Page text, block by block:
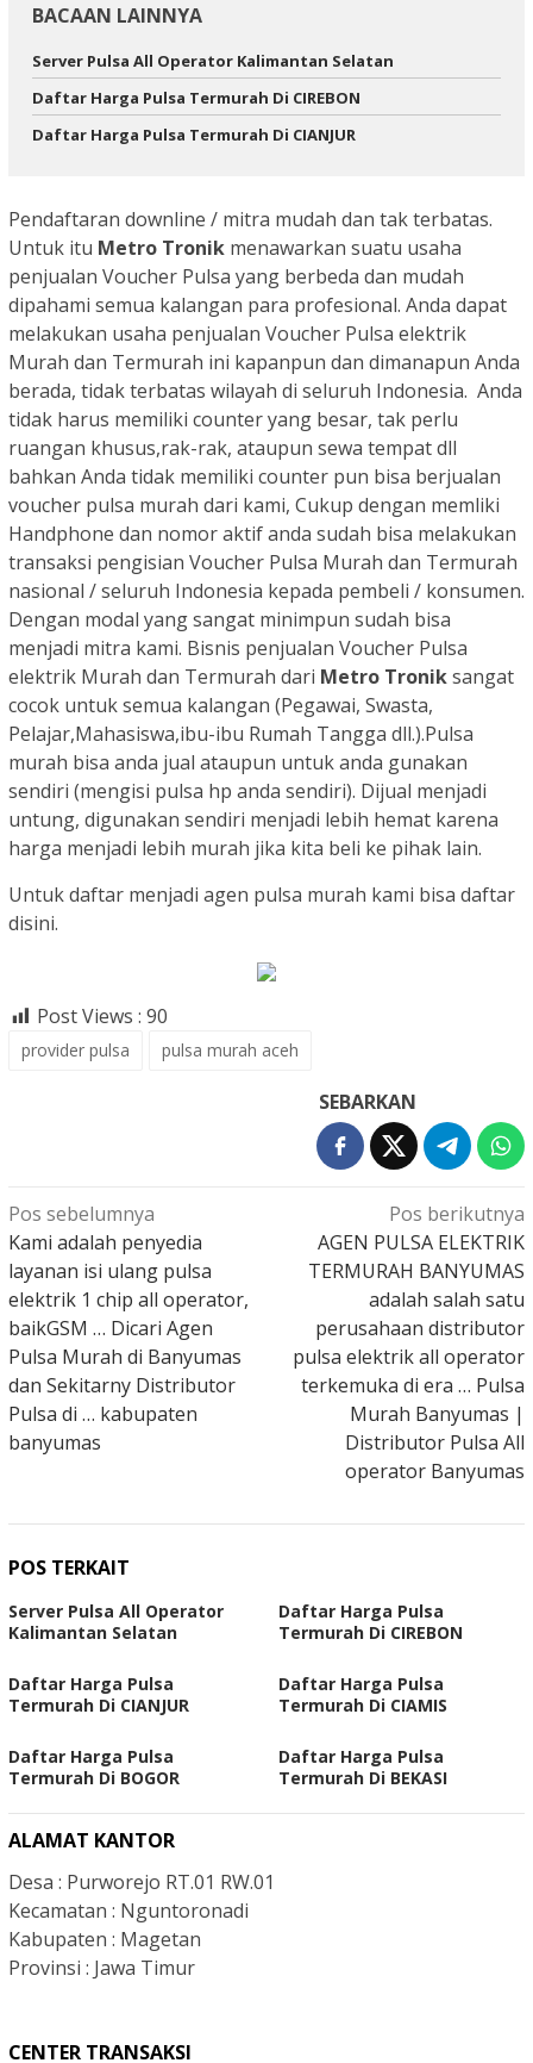
BACAAN LAINNYA
Server Pulsa All Operator Kalimantan Selatan
Daftar Harga Pulsa Termurah Di CIREBON
Daftar Harga Pulsa Termurah Di CIANJUR
Pendaftaran downline / mitra mudah dan tak terbatas.
Untuk itu Metro Tronik menawarkan suatu usaha
penjualan Voucher Pulsa yang berbeda dan mudah
dipahami semua kalangan para profesional. Anda dapat
melakukan usaha penjualan Voucher Pulsa elektrik
Murah dan Termurah ini kapanpun dan dimanapun Anda
berada, tidak terbatas wilayah di seluruh Indonesia. Anda
tidak harus memiliki counter yang besar, tak perlu
ruangan khusus,rak-rak, ataupun sewa tempat dll
bahkan Anda tidak memiliki counter pun bisa berjualan
voucher pulsa murah dari kami, Cukup dengan memliki
Handphone dan nomor aktif anda sudah bisa melakukan
transaksi pengisian Voucher Pulsa Murah dan Termurah
nasional / seluruh Indonesia kepada pembeli / konsumen.
Dengan modal yang sangat minimpun sudah bisa
menjadi mitra kami. Bisnis penjualan Voucher Pulsa
elektrik Murah dan Termurah dari Metro Troniksangat
cocok untuk semua kalangan (Pegawai, Swasta,
Pelajar,Mahasiswa,ibu-ibu Rumah Tangga dll.).Pulsa
murah bisa anda jual ataupun untuk anda gunakan
sendiri (mengisi pulsa hp anda sendiri). Dijual menjadi
untung, digunakan sendiri menjadi lebih hemat karena
harga menjadi lebih murah jika kita beli ke pihak lain.
Untuk daftar menjadi agen pulsa murah kami bisa daftar
disini.
Post Views : 90
provider pulsa pulsa murah aceh
SEBARKAN
Navigasi
pos
Pos sebelumnya
Kami adalah penyedia
layanan isi ulang pulsa
elektrik 1 chip all operator,
baikGSM … Dicari Agen
Pulsa Murah di Banyumas
dan Sekitarny Distributor
Pulsa di … kabupaten
banyumas
Pos berikutnya
AGEN PULSA ELEKTRIK
TERMURAH BANYUMAS
adalah salah satu
perusahaan distributor
pulsa elektrik all operator
terkemuka di era … Pulsa
Murah Banyumas |
Distributor Pulsa All
operator Banyumas
POS TERKAIT
Server Pulsa All Operator
Kalimantan Selatan
Daftar Harga Pulsa
Termurah Di CIREBON
Daftar Harga Pulsa
Termurah Di CIANJUR
Daftar Harga Pulsa
Termurah Di CIAMIS
Daftar Harga Pulsa
Termurah Di BOGOR
Daftar Harga Pulsa
Termurah Di BEKASI
ALAMAT KANTOR
Desa : Purworejo RT.01 RW.01
Kecamatan : Nguntoronadi
Kabupaten : Magetan
Provinsi : Jawa Timur
CENTER TRANSAKSI